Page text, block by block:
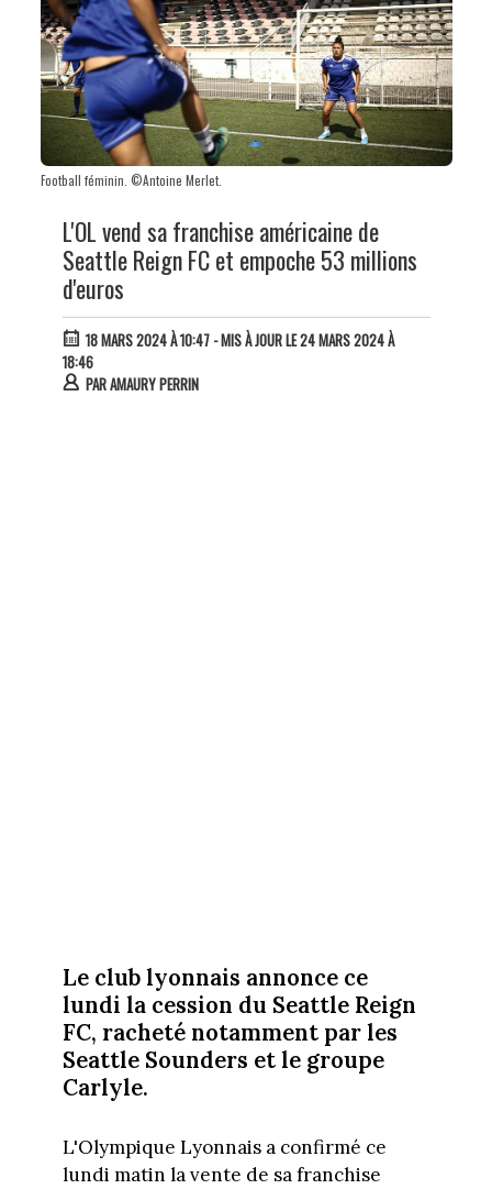
Football féminin. ©Antoine Merlet.
L'OL vend sa franchise américaine de
Seattle Reign FC et empoche 53 millions
d'euros
18 MARS 2024 À 10:47- MIS À JOUR LE 24 MARS 2024 À
18:46
PARAMAURY PERRIN
Le club lyonnais annonce ce
lundi la cession du Seattle Reign
FC, racheté notamment par les
Seattle Sounders et le groupe
Carlyle.
L'Olympique Lyonnais a confirmé ce
lundi matin la vente de sa franchise